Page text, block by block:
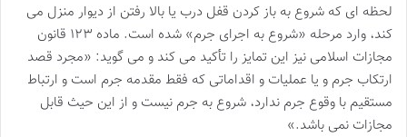
لحظه ای که شروع به باز کردن قفل درب یا بالا رفتن از دیوار منزل می
کند، وارد مرحله «شروع به اجرای جرم» شده است. ماده ۱۲۳ قانون
مجازات اسلامی نیز این تمایز را تأکید می کند و می گوید: «مجرد قصد
ارتکاب جرم و یا عملیات و اقداماتی که فقط مقدمه جرم است و ارتباط
مستقیم با وقوع جرم ندارد، شروع به جرم نیست و از این حیث قابل
مجازات نمی باشد.»